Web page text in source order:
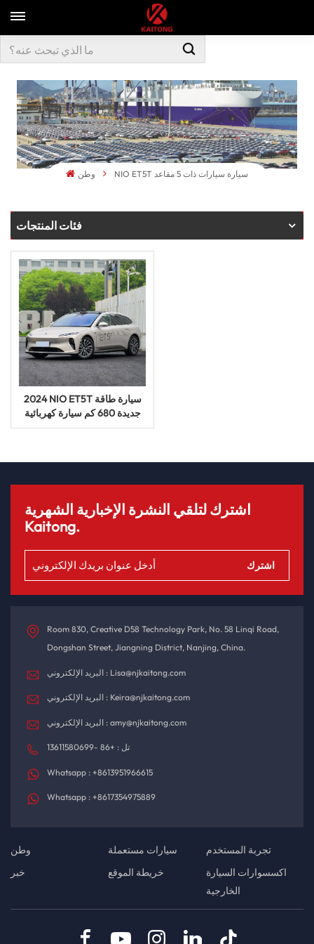
وطن NIO ET5T سيارة سيارات ذات 5 مقاعد
فئات المنتجات
2024 NIO ET5T سيارة طاقة
جديدة 680 كم سيارة كهربائية
سياحية سيدان
اشترك لتلقي النشرة الإخبارية الشهرية
Kaitong.
Room 830, Creative D58 Technology Park, No. 58 Linqi Road,
Dongshan Street, Jiangning District, Nanjing, China.
البريد الإلكتروني : Lisa@njkaitong.com
البريد الإلكتروني : Keira@njkaitong.com
البريد الإلكتروني : amy@njkaitong.com
تل : +86 -13611580699
Whatsapp : +8613951966615
Whatsapp : +8617354975889
وطن سيارات مستعملة
تجربة المستخدم
خبر
خريطة الموقع
اكسسوارات السيارة
الخارجية